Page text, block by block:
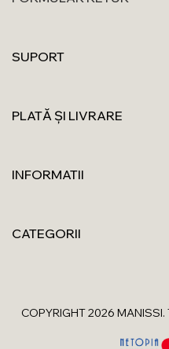
SUPORT
PLATĂ ȘI LIVRARE
INFORMATII
CATEGORII
COPYRIGHT 2026 MANISSI.